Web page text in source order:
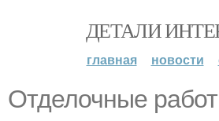
ДЕТАЛИ
главная новости
Отделочные